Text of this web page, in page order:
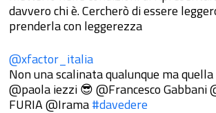
davvero chi è. Cercherò di essere
prenderla con leggerezza
@xfactor_italia
Non una scalinata qualunque ma
@paola iezzi 😎 @Francesco Gabbani
FURIA @Irama#davedere